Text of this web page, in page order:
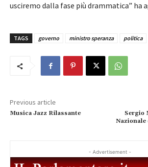
usciremo dalla fase più drammatica” ha
TAGS governo ministro speranza politica
Previous article
Musica Jazz Rilassante
Sergio
Nazionale
- Advertisement -